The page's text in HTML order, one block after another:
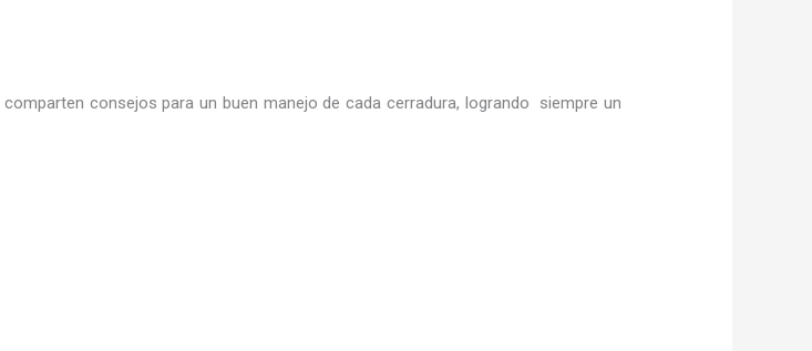
comparten consejos para un buen manejo de cada cerradura, logrando siempre un